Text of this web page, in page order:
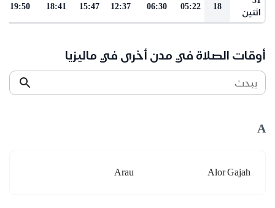
اثنين
18
05:22
06:30
12:37
15:47
18:41
19:50
أوقات الصلاة في مدن أخرى في ماليزيا
يبحث
A
Alor Gajah
Arau